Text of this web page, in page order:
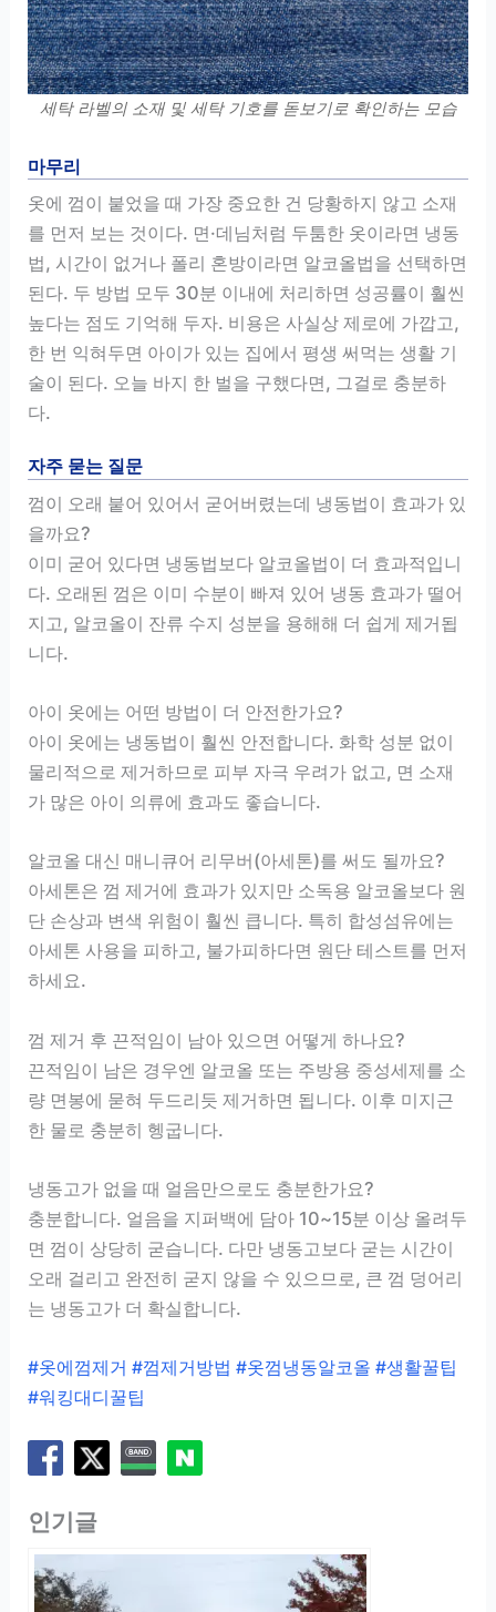
세탁 라벨의 소재 및 세탁 기호를 돋보기로 확인하는 모습
마무리
옷에 껌이 붙었을 때 가장 중요한 건 당황하지 않고 소재
를 먼저 보는 것이다. 면·데님처럼 두툼한 옷이라면 냉동
법, 시간이 없거나 폴리 혼방이라면 알코올법을 선택하면
된다. 두 방법 모두 30분 이내에 처리하면 성공률이 훨씬
높다는 점도 기억해 두자. 비용은 사실상 제로에 가깝고,
한 번 익혀두면 아이가 있는 집에서 평생 써먹는 생활 기
술이 된다. 오늘 바지 한 벌을 구했다면, 그걸로 충분하
다.
자주 묻는 질문
껌이 오래 붙어 있어서 굳어버렸는데 냉동법이 효과가 있
을까요?
이미 굳어 있다면 냉동법보다 알코올법이 더 효과적입니
다. 오래된 껌은 이미 수분이 빠져 있어 냉동 효과가 떨어
지고, 알코올이 잔류 수지 성분을 용해해 더 쉽게 제거됩
니다.
아이 옷에는 어떤 방법이 더 안전한가요?
아이 옷에는 냉동법이 훨씬 안전합니다. 화학 성분 없이
물리적으로 제거하므로 피부 자극 우려가 없고, 면 소재
가 많은 아이 의류에 효과도 좋습니다.
알코올 대신 매니큐어 리무버(아세톤)를 써도 될까요?
아세톤은 껌 제거에 효과가 있지만 소독용 알코올보다 원
단 손상과 변색 위험이 훨씬 큽니다. 특히 합성섬유에는
아세톤 사용을 피하고, 불가피하다면 원단 테스트를 먼저
하세요.
껌 제거 후 끈적임이 남아 있으면 어떻게 하나요?
끈적임이 남은 경우엔 알코올 또는 주방용 중성세제를 소
량 면봉에 묻혀 두드리듯 제거하면 됩니다. 이후 미지근
한 물로 충분히 헹굽니다.
냉동고가 없을 때 얼음만으로도 충분한가요?
충분합니다. 얼음을 지퍼백에 담아 10~15분 이상 올려두
면 껌이 상당히 굳습니다. 다만 냉동고보다 굳는 시간이
오래 걸리고 완전히 굳지 않을 수 있으므로, 큰 껌 덩어리
는 냉동고가 더 확실합니다.
#옷에껌제거 #껌제거방법 #옷껌냉동알코올 #생활꿀팁
#워킹대디꿀팁
인기글